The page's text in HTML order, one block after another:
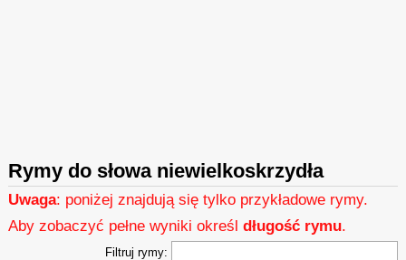
Rymy do słowa niewielkoskrzydła
Uwaga: poniżej znajdują się tylko przykładowe rymy.
Aby zobaczyć pełne wyniki określdługość rymu.
Filtruj rymy: